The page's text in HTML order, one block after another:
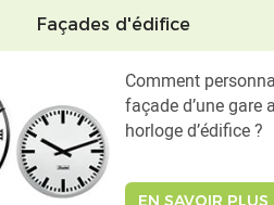
Façades d'édifice
Comment
façade d’une gare
horloge d’édifice ?
EN SAVOIR PLUS